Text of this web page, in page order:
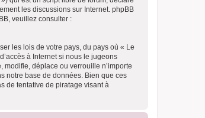
les discussions sur Internet. phpBB
veuillez consulter :
les lois de votre pays, du pays où « Le
à Internet si nous le jugeons
déplace ou verrouille n’importe
notre base de données. Bien que ces
de tentative de piratage visant à